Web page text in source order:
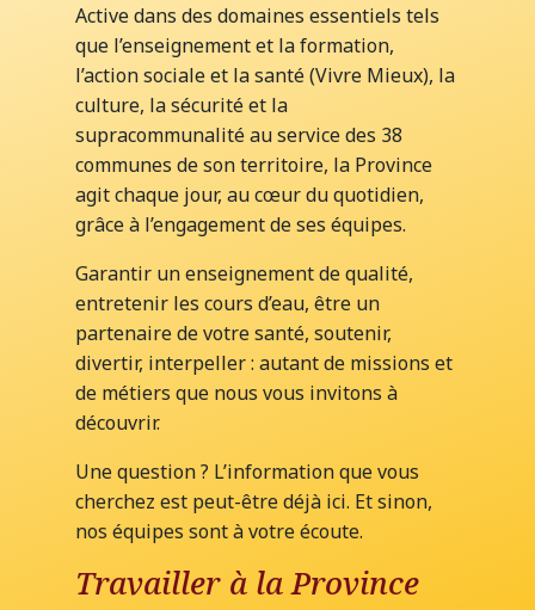
Active dans des domaines essentiels tels
que l’enseignement et la formation,
l’action sociale et la santé (Vivre Mieux), la
culture, la sécurité et la
supracommunalité au service des 38
communes de son territoire, la Province
agit chaque jour, au cœur du quotidien,
grâce à l’engagement de ses équipes.
Garantir un enseignement de qualité,
entretenir les cours d’eau, être un
partenaire de votre santé, soutenir,
divertir, interpeller : autant de missions et
de métiers que nous vous invitons à
découvrir.
Une question ? L’information que vous
cherchez est peut-être déjà ici. Et sinon,
nos équipes sont à votre écoute.
Travailler à la Province